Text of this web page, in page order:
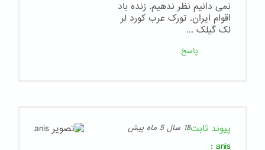
نمی دانیم نظر ندهیم. زنده باد
اقوام ایران. تورک عرب کورد لر
لک گیلک ...
پاسخ
پیوند ثابت18 سال 5 ماه پیش
anis
: